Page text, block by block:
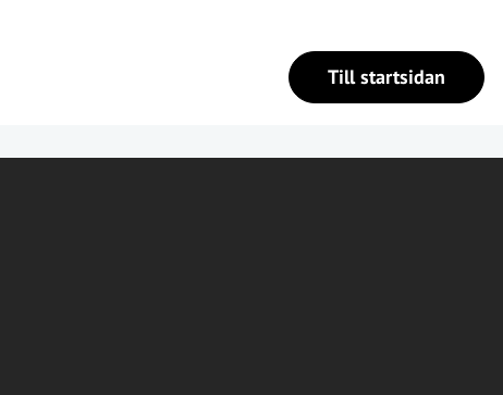
Till startsidan